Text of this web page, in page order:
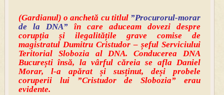
(Gardianul) o anchetă cu titlul ”Procurorul-morar
de la DNA” în care aduceam dovezidespre
corupția și ilegalitățile grave comise de
magistratul Dumitru Cristudor – șeful Serviciului
Teritorial Slobozia al DNA. Conducerea DNA
București însă, la vârful căreia se afla Daniel
Morar, l-a apărat și susținut, deși probele
coruperii lui ”Cristudor de Slobozia” erau
evidente.